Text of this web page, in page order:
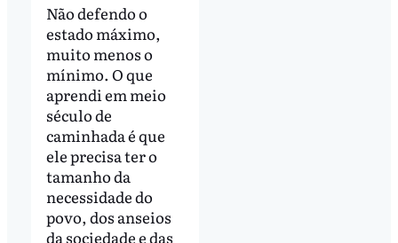
Não defendo o
estado máximo,
muito menos o
mínimo. O que
aprendi em meio
século de
caminhada é que
ele precisa ter o
tamanho da
necessidade do
povo, dos anseios
da sociedade e das